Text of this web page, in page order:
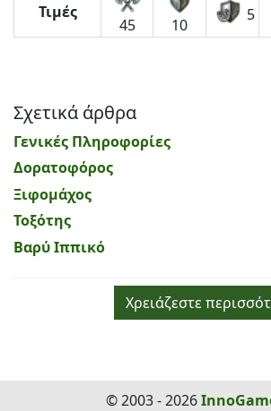
Τιμές
45 10
5
Σχετικά άρθρα
Γενικές Πληροφορίες
Δορατοφόρος
Ξιφομάχος
Τοξότης
Βαρύ Ιππικό
Χρειάζεστε
© 2003 - 2026